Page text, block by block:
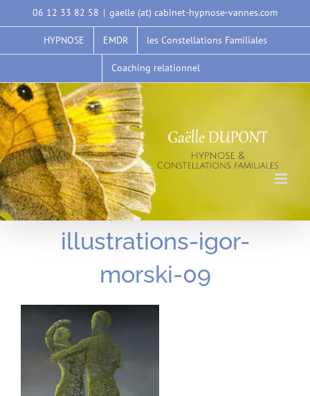
Passer
au
06 12 33 82 58 | gaelle (at) cabinet-hypnose-vannes.com
HYPNOSE EMDR les Constellations Familiales
Coaching relationnel
illustrations-igor-
morski-09